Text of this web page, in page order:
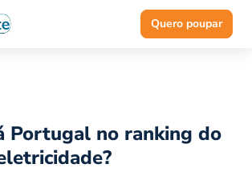
Quero poupar
Portugal no ranking do